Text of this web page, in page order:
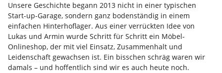
Unsere Geschichte begann 2013 nicht in einer typischen
Start-up-Garage, sondern ganz bodenständig in einem
einfachen Hinterhoflager. Aus einer verrückten Idee von
Lukas und Armin wurde Schritt für Schritt ein Möbel-
Onlineshop, der mit viel Einsatz, Zusammenhalt und
Leidenschaft gewachsen ist. Ein bisschen schräg waren wir
damals – und hoffentlich sind wir es auch heute noch.